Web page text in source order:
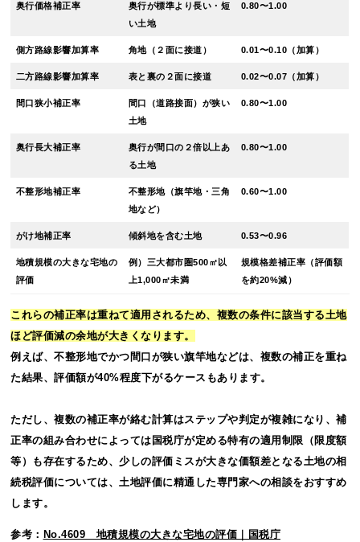
奥行価格補正率
奥行が標準より長い・短
い土地
0.80〜1.00
側方路線影響加算率 角地（２面に接道） 0.01〜0.10（加算）
二方路線影響加算率 表と裏の２面に接道 0.02〜0.07（加算）
間口狭小補正率
間口（道路接面）が狭い
土地
0.80〜1.00
奥行長大補正率
奥行が間口の２倍以上あ
る土地
0.80〜1.00
不整形地補正率
不整形地（旗竿地・三角
地など）
0.60〜1.00
がけ地補正率 傾斜地を含む土地 0.53〜0.96
地積規模の大きな宅地の
評価
例）三大都市圏500㎡以
上1,000㎡未満
規模格差補正率（評価額
を約20%減）
これらの補正率は重ねて適用されるため、複数の条件に該当する土地
ほど評価減の余地が大きくなります。
例えば、不整形地でかつ間口が狭い旗竿地などは、複数の補正を重ね
た結果、評価額が40%程度下がるケースもあります。
ただし、複数の補正率が絡む計算はステップや判定が複雑になり、補
正率の組み合わせによっては国税庁が定める特有の適用制限（限度額
等）も存在するため、少しの評価ミスが大きな価額差となる土地の相
続税評価については、土地評価に精通した専門家への相談をおすすめ
します。
参考： No.4609 地積規模の大きな宅地の評価｜国税庁